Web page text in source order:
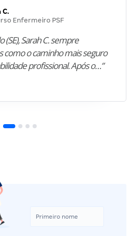
C.
Enfermeiro PSF
(SE), Sarah C. sempre
como o caminho mais seguro
profissional. Após o…”